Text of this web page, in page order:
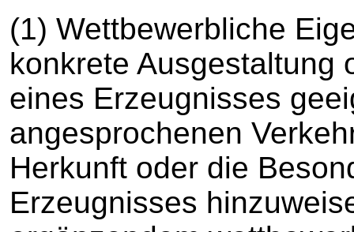
(1) Wettbewerbliche
konkrete Ausgestaltung
eines Erzeugnisses
angesprochenen
Herkunft oder die
Erzeugnisses